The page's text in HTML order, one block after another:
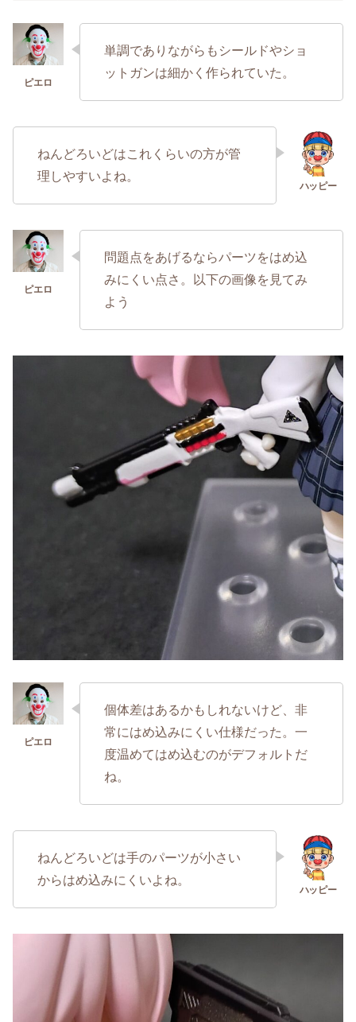
単調でありながらもシールドやショ
ットガンは細かく作られていた。
ねんどろいどはこれくらいの方が管
理しやすいよね。
問題点をあげるならパーツをはめ込
みにくい点さ。以下の画像を見てみ
よう
個体差はあるかもしれないけど、非
常にはめ込みにくい仕様だった。一
度温めてはめ込むのがデフォルトだ
ね。
ねんどろいどは手のパーツが小さい
からはめ込みにくいよね。